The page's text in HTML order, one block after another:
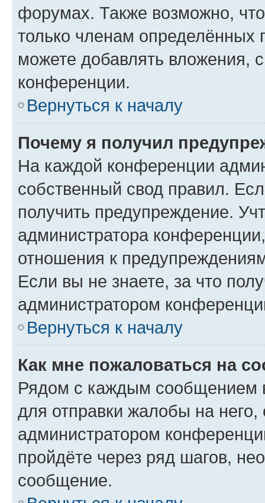
форумах. Также возможно,
только членам определённых
можете добавлять вложения,
конференции.
Вернуться к началу
Почему я получил
На каждой конференции
собственный свод правил.
получить предупреждение.
администратора
отношения к
Если вы не знаете, за что
администратором
Вернуться к началу
Как мне пожаловаться на
Рядом с каждым сообщением
для отправки жалобы на
администратором
пройдёте через ряд шагов,
сообщение.